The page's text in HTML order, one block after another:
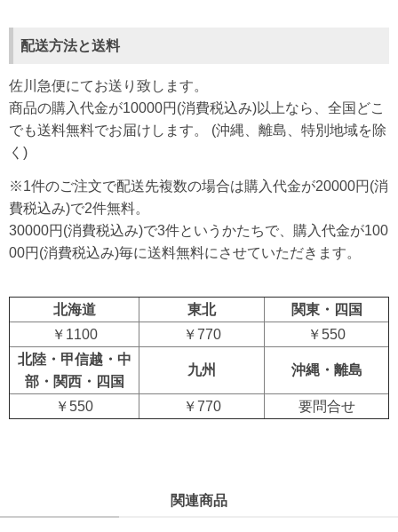
配送方法と送料
佐川急便にてお送り致します。
商品の購入代金が10000円(消費税込み)以上なら、全国どこ
でも送料無料でお届けします。 (沖縄、離島、特別地域を除
く)
※1件のご注文で配送先複数の場合は購入代金が20000円(消
費税込み)で2件無料。
30000円(消費税込み)で3件というかたちで、購入代金が100
00円(消費税込み)毎に送料無料にさせていただきます。
北海道 東北
関東・四国
￥1100
￥770
￥550
北陸・甲信越・中
部・関西・四国
九州 沖縄・離島
￥550 ￥770 要問合せ
関連商品